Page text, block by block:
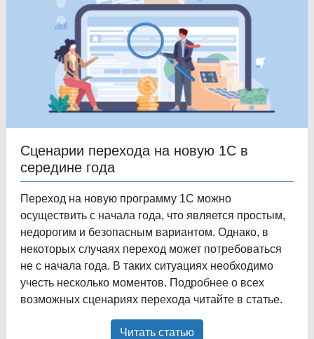
Сценарии перехода на новую 1С в
середине года
Переход на новую программу 1С можно
осуществить с начала года, что является простым,
недорогим и безопасным вариантом. Однако, в
некоторых случаях переход может потребоваться
не с начала года. В таких ситуациях необходимо
учесть несколько моментов. Подробнее о всех
возможных сценариях перехода читайте в статье.
Читать статью